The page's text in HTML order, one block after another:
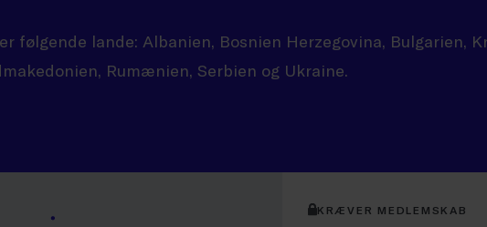
følgende lande: Albanien, Bosnien Herzegovina, Bulgarien,
Rumænien, Serbien og Ukraine.
KRÆVER MEDLEMSKAB